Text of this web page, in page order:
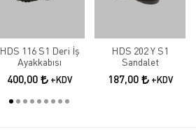
HDS 116 S1 Deri İş
Ayakkabısı
400,00 +KDV
HDS 202 Y S1
Sandalet
187,00 +KDV